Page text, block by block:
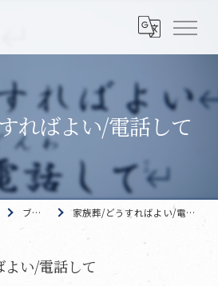
ればよい/電話して
ブログ 家族葬/どうすればよい/電話して
い/電話して